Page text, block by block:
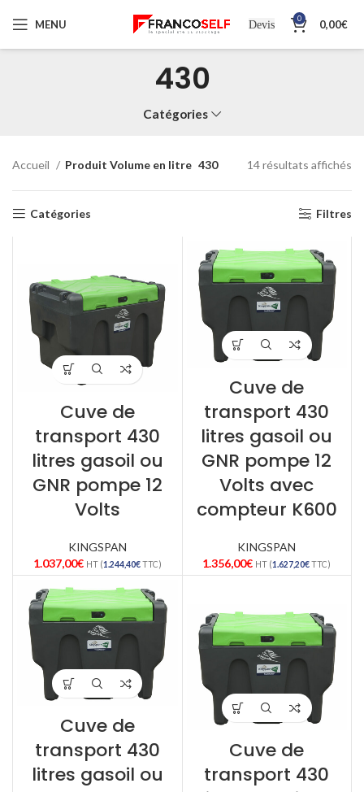
MENU Devis 0 0,00€
430
Catégories
Accueil Produit Volume en litre 430 14 résultats affichés
Catégories Filtres
Cuve de
transport 430
litres gasoil ou
GNR pompe 12
Volts
KINGSPAN
1.037,00€ HT (1.244,40€TTC)
Cuve de
transport 430
litres gasoil ou
GNR pompe 12
Volts avec
compteur K600
KINGSPAN
1.356,00€ HT (1.627,20€TTC)
Cuve de
transport 430
litres gasoil ou
Cuve de
transport 430